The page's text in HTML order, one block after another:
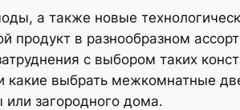
а также новые
в разнообразном
с выбором таких
выбрать межкомнатные
или загородного дома.